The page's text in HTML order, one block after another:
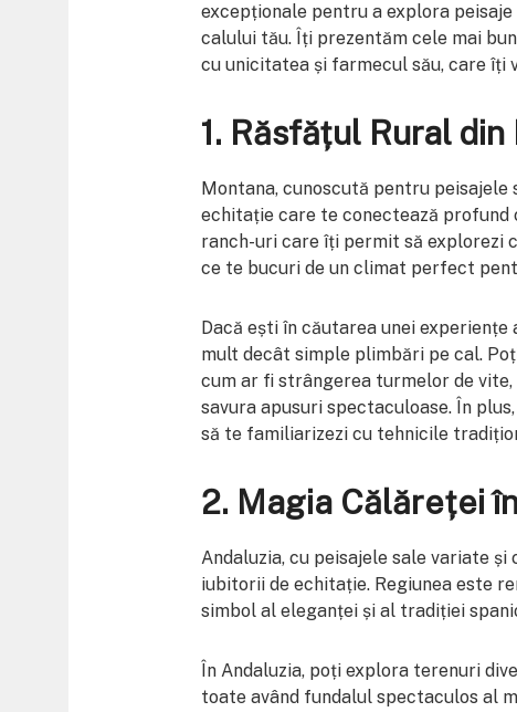
excepționale pentru a explora
calului tău. Îți prezentăm cele mai
cu unicitatea și farmecul său, care îți
1. Răsfățul Rural din
Montana, cunoscută pentru
echitație care te conectează profund
ranch-uri care îți permit să explorezi
ce te bucuri de un climat perfect
Dacă ești în căutarea unei
mult decât simple plimbări pe cal.
cum ar fi strângerea turmelor de
savura apusuri spectaculoase. În
să te familiarizezi cu tehnicile
2. Magia Călăreței
Andaluzia, cu peisajele sale variate
iubitorii de echitație. Regiunea este
simbol al eleganței și al tradiției
În Andaluzia, poți explora terenuri
toate având fundalul spectaculos al